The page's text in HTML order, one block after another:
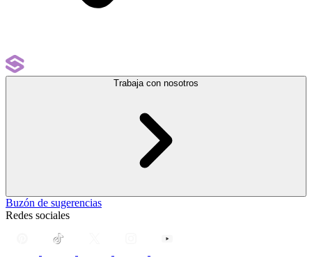
Trabaja con nosotros
Buzón de sugerencias
Redes sociales